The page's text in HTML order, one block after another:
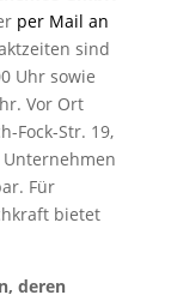
per Mail an
sind
Uhr sowie
Vor Ort
Fock-Str. 19,
Für
bietet
deren